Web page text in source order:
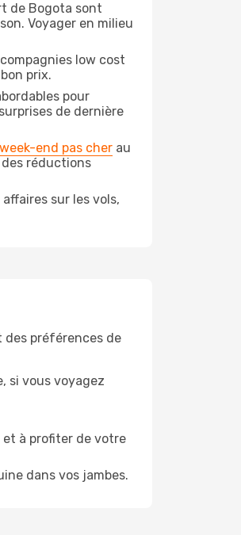
de Bogota sont
Voyager en milieu
low cost
prix.
pour
de dernière
week-end pas cher au
des réductions
sur les vols,
des préférences de
si vous voyagez
et à profiter de votre
dans vos jambes.